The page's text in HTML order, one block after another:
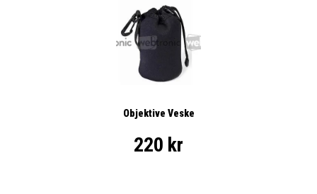
Objektive Veske
220 kr